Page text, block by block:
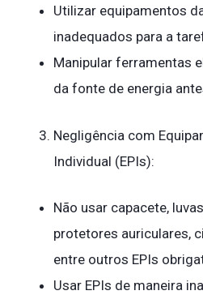
Utilizar equipamentos
inadequados para a
Manipular ferramentas
da fonte de energia
Negligência com
Individual (EPIs):
Não usar capacete,
protetores auriculares,
entre outros EPIs
Usar EPIs de maneira